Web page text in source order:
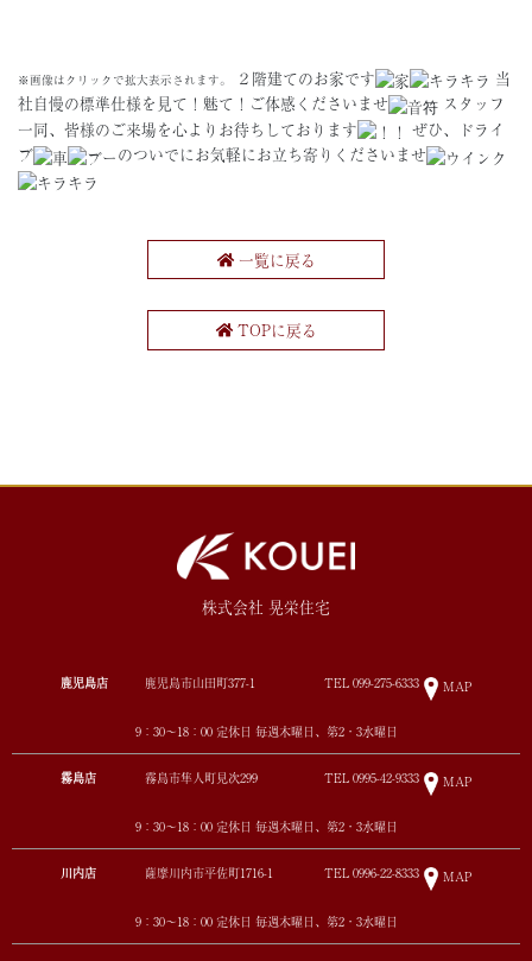
※画像はクリックで拡大表示されます。 ２階建てのお家です
当
社自慢の標準仕様を見て！魅て！ご体感くださいませ
スタッフ
一同、皆様のご来場を心よりお待ちしております
ぜひ、ドライ
ブ
のついでにお気軽にお立ち寄りくださいませ
一覧に戻る
TOPに戻る
株式会社 晃栄住宅
鹿児島店 鹿児島市山田町377-1 TEL 099-275-6333 MAP
9：30～18：00 定休日 毎週木曜日、第2・3水曜日
霧島店 霧島市隼人町見次299 TEL 0995-42-9333 MAP
9：30～18：00 定休日 毎週木曜日、第2・3水曜日
川内店 薩摩川内市平佐町1716-1 TEL 0996-22-8333 MAP
9：30～18：00 定休日 毎週木曜日、第2・3水曜日